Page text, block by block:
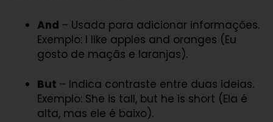
And – Usada para adicionar informações.
Exemplo: I like apples and oranges (Eu
gosto de maçãs e laranjas).
But – Indica contraste entre duas ideias.
Exemplo: She is tall, but he is short (Ela é
alta, mas ele é baixo).